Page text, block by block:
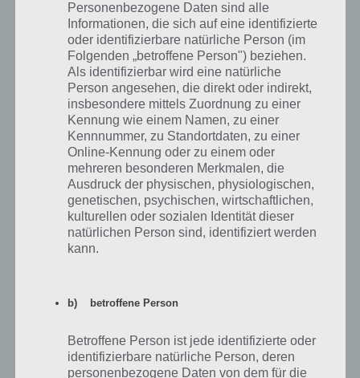
Seit ein paar Tagen habe ich links oben im Bildschirm die Nachricht
einen Sim eingeblendet, dass es sich lohnt die neuen Festival
Aufgaben anzusehen. Es ist eines dieser dialogfenster welche
eigentlich beim weiterklicken weg gehen. Ich kann weder neue
Festivslaktionen sehen noch die Nachricht verschwinden lassen.
Deinstallieren brachte nichts … Bin genervt weil ich das Festival jetzt
verpasse (?) Und die Angaben wie viel Geld ich hab bedeckt ist. Hat
wer einen Rat ?
Antworten
Anonym
Personenbezogene Daten sind alle
Informationen, die sich auf eine identifizierte
oder identifizierbare natürliche Person (im
Folgenden „betroffene Person") beziehen.
Als identifizierbar wird eine natürliche
Person angesehen, die direkt oder indirekt,
insbesondere mittels Zuordnung zu einer
Kennung wie einem Namen, zu einer
Kennnummer, zu Standortdaten, zu einer
Online-Kennung oder zu einem oder
mehreren besonderen Merkmalen, die
Ausdruck der physischen, physiologischen,
genetischen, psychischen, wirtschaftlichen,
kulturellen oder sozialen Identität dieser
natürlichen Person sind, identifiziert werden
kann.
b) betroffene Person
Betroffene Person ist jede identifizierte oder
identifizierbare natürliche Person, deren
personenbezogene Daten von dem für die